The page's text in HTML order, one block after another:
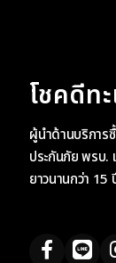
โชคดีท
ผู้นำด้านบริการ
ประกันภัย พรบ.
ยาวนานกว่า 15